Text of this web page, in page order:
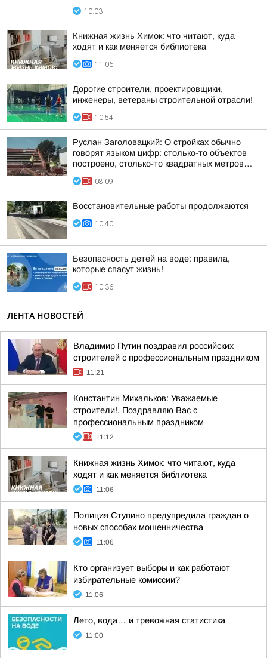
10:03
Книжная жизнь Химок: что читают, куда
ходят и как меняется библиотека
11:06
Дорогие строители, проектировщики,
инженеры, ветераны строительной отрасли!
10:54
Руслан Заголовацкий: О стройках обычно
говорят языком цифр: столько-то объектов
построено, столько-то квадратных метров…
08:09
Восстановительные работы продолжаются
10:40
Безопасность детей на воде: правила,
которые спасут жизнь!
10:36
ЛЕНТА НОВОСТЕЙ
Владимир Путин поздравил российских
строителей с профессиональным праздником
11:21
Константин Михальков: Уважаемые
строители!. Поздравляю Вас с
профессиональным праздником
11:12
Книжная жизнь Химок: что читают, куда
ходят и как меняется библиотека
11:06
Полиция Ступино предупредила граждан о
новых способах мошенничества
11:06
Кто организует выборы и как работают
избирательные комиссии?
11:06
Лето, вода… и тревожная статистика
11:00